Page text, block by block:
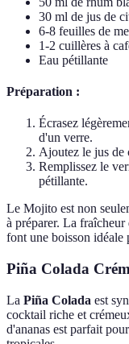
30 ml de jus de
6-8 feuilles de
1-2 cuillères à
Eau pétillante
Préparation :
Écrasez
d'un verre.
Ajoutez le jus de
Remplissez le
pétillante.
Le Mojito est non
à préparer. La fraîcheur
font une boisson idéale
Piña Colada
La Piña Colada est
cocktail riche et
d'ananas est parfait